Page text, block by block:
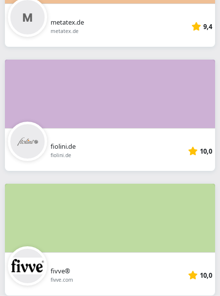
metatex.de
metatex.de 9,4
fiolini.de
fiolini.de 10,0
fivve®
fivve.com 10,0